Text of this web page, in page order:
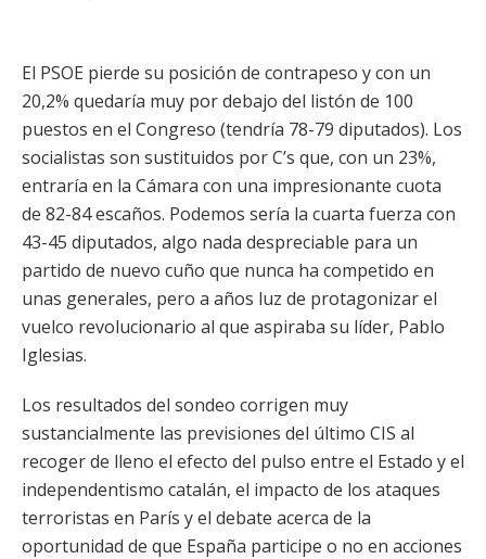
El PSOE pierde su posición de contrapeso y con un
20,2% quedaría muy por debajo del listón de 100
puestos en el Congreso (tendría 78-79 diputados). Los
socialistas son sustituidos por C’s que, con un 23%,
entraría en la Cámara con una impresionante cuota
de 82-84 escaños. Podemos sería la cuarta fuerza con
43-45 diputados, algo nada despreciable para un
partido de nuevo cuño que nunca ha competido en
unas generales, pero a años luz de protagonizar el
vuelco revolucionario al que aspiraba su líder, Pablo
Iglesias.
Los resultados del sondeo corrigen muy
sustancialmente las previsiones del último CIS al
recoger de lleno el efecto del pulso entre el Estado y el
independentismo catalán, el impacto de los ataques
terroristas en París y el debate acerca de la
oportunidad de que España participe o no en acciones